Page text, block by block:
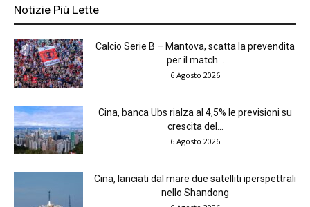
Notizie Più Lette
Calcio Serie B – Mantova, scatta la prevendita
per il match...
6 Agosto 2026
Cina, banca Ubs rialza al 4,5% le previsioni su
crescita del...
6 Agosto 2026
Cina, lanciati dal mare due satelliti iperspettrali
nello Shandong